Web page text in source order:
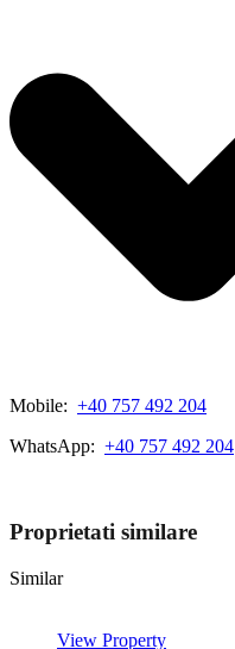
Mobile: +40 757 492 204
WhatsApp: +40 757 492 204
Proprietati similare
Similar
View Property